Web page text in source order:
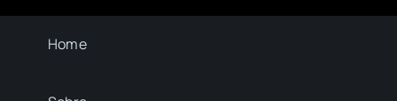
Home